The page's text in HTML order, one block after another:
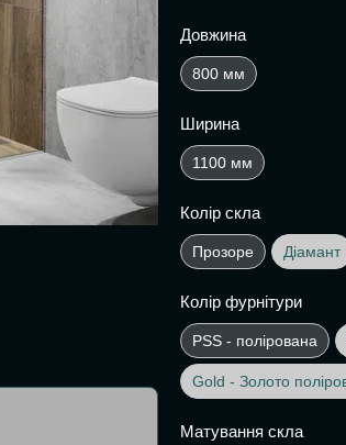
Довжина
800 мм
Ширина
1100 мм
Колір скла
Прозоре Діамант
Колір фурнітури
PSS - полірована
Gold - Золото
Матування скла